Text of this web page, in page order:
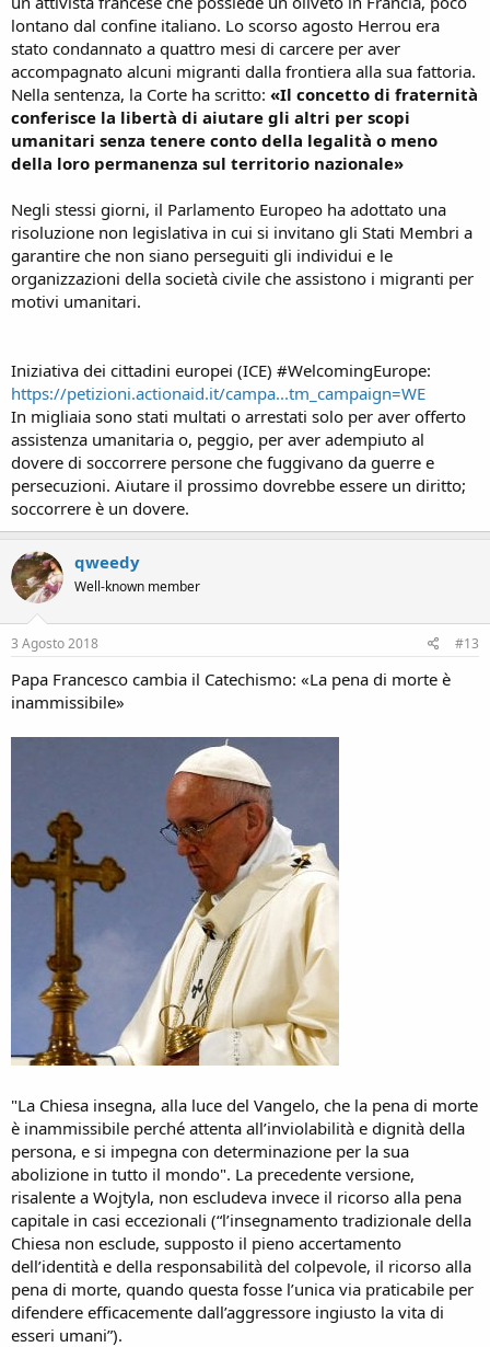
lontano dal confine italiano. Lo scorso agosto Herrou era
stato condannato a quattro mesi di carcere per aver
accompagnato alcuni migranti dalla frontiera alla sua fattoria.
Nella sentenza, la Corte ha scritto: «Il concetto di fraternità
conferisce la libertà di aiutare gli altri per scopi
umanitari senza tenere conto della legalità o meno
della loro permanenza sul territorio nazionale»
Negli stessi giorni, il Parlamento Europeo ha adottato una
risoluzione non legislativa in cui si invitano gli Stati Membri a
garantire che non siano perseguiti gli individui e le
organizzazioni della società civile che assistono i migranti per
motivi umanitari.
Iniziativa dei cittadini europei (ICE) #WelcomingEurope:
https://petizioni.actionaid.it/campa...tm_campaign=WE
In migliaia sono stati multati o arrestati solo per aver offerto
assistenza umanitaria o, peggio, per aver adempiuto al
dovere di soccorrere persone che fuggivano da guerre e
persecuzioni. Aiutare il prossimo dovrebbe essere un diritto;
soccorrere è un dovere.
qweedy
Well-known member
3 Agosto 2018 #13
Papa Francesco cambia il Catechismo: «La pena di morte è
inammissibile»
"La Chiesa insegna, alla luce del Vangelo, che la pena di morte
è inammissibile perché attenta all’inviolabilità e dignità della
persona, e si impegna con determinazione per la sua
abolizione in tutto il mondo". La precedente versione,
risalente a Wojtyla, non escludeva invece il ricorso alla pena
capitale in casi eccezionali (“l’insegnamento tradizionale della
Chiesa non esclude, supposto il pieno accertamento
dell’identità e della responsabilità del colpevole, il ricorso alla
pena di morte, quando questa fosse l’unica via praticabile per
difendere efficacemente dall’aggressore ingiusto la vita di
esseri umani”).